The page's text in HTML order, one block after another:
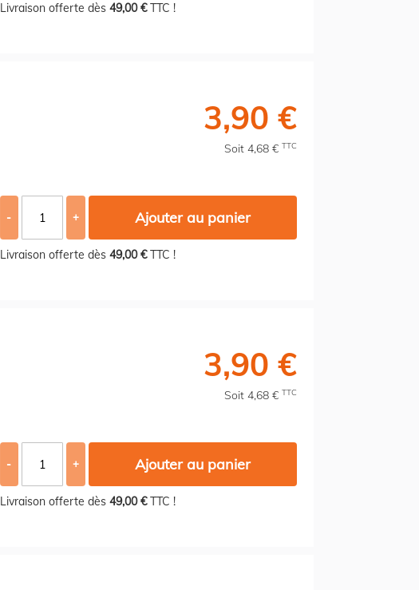
Livraison offerte dès 49,00 €TTC !
3,90 €
Soit 4,68 € TTC
- + Ajouter au panier
Livraison offerte dès 49,00 €TTC !
3,90 €
Soit 4,68 € TTC
- + Ajouter au panier
Livraison offerte dès 49,00 €TTC !